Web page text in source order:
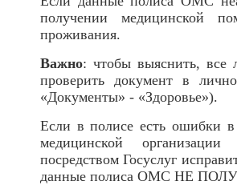
получении медицинской
проживания.
Важно: чтобы выяснить,
проверить документ в
«Документы» - «Здоровье»).
Если в полисе есть ошибки
медицинской
посредством Госуслуг
данные полиса ОМС НЕ